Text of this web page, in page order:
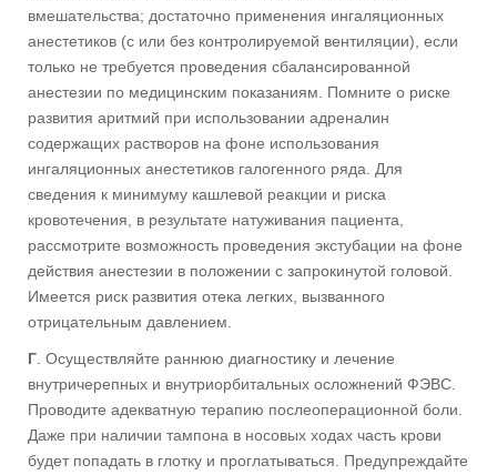
вмешательства; достаточно применения ингаляционных
анестетиков (с или без контролируемой вентиляции), если
только не требуется проведения сбалансированной
анестезии по медицинским показаниям. Помните о риске
развития аритмий при использовании адреналин
содержащих растворов на фоне использования
ингаляционных анестетиков галогенного ряда. Для
сведения к минимуму кашлевой реакции и риска
кровотечения, в результате натуживания пациента,
рассмотрите возможность проведения экстубации на фоне
действия анестезии в положении с запрокинутой головой.
Имеется риск развития отека легких, вызванного
отрицательным давлением.
Г . Осуществляйте раннюю диагностику и лечение
внутричерепных и внутриорбитальных осложнений ФЭВС.
Проводите адекватную терапию послеоперационной боли.
Даже при наличии тампона в носовых ходах часть крови
будет попадать в глотку и проглатываться. Предупреждайте